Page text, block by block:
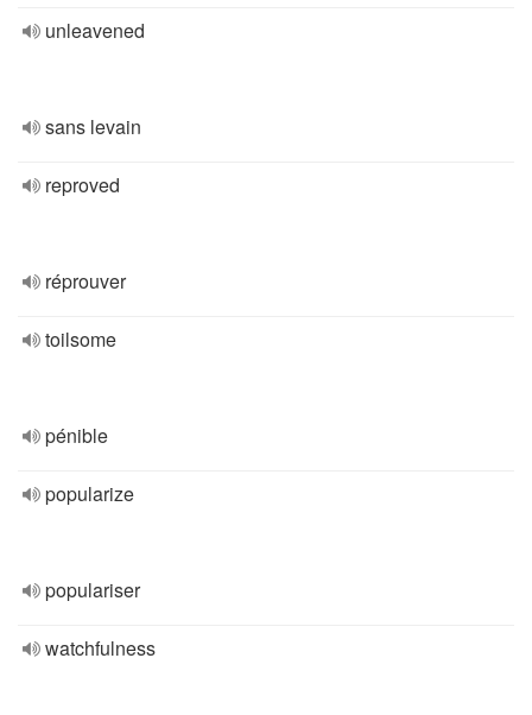
unleavened
sans levain
reproved
réprouver
toilsome
pénible
popularize
populariser
watchfulness